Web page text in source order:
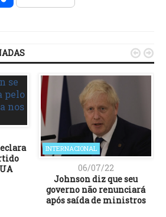
INTERNACIONAL
06/07/22
Johnson diz que seu
governo não renunciará
após saída de ministros
 